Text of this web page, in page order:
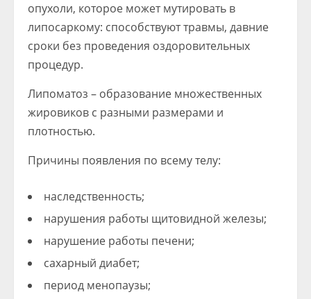
опухоли, которое может мутировать в
липосаркому: способствуют травмы, давние
сроки без проведения оздоровительных
процедур.
Липоматоз – образование множественных
жировиков с разными размерами и
плотностью.
Причины появления по всему телу:
наследственность;
нарушения работы щитовидной железы;
нарушение работы печени;
сахарный диабет;
период менопаузы;